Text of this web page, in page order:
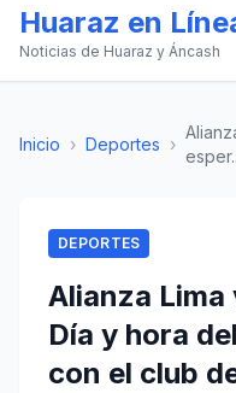
Huaraz en
Noticias de Huaraz y Áncash
Inicio › Deportes ›
DEPORTES
Alianza
Día y hora
con el club